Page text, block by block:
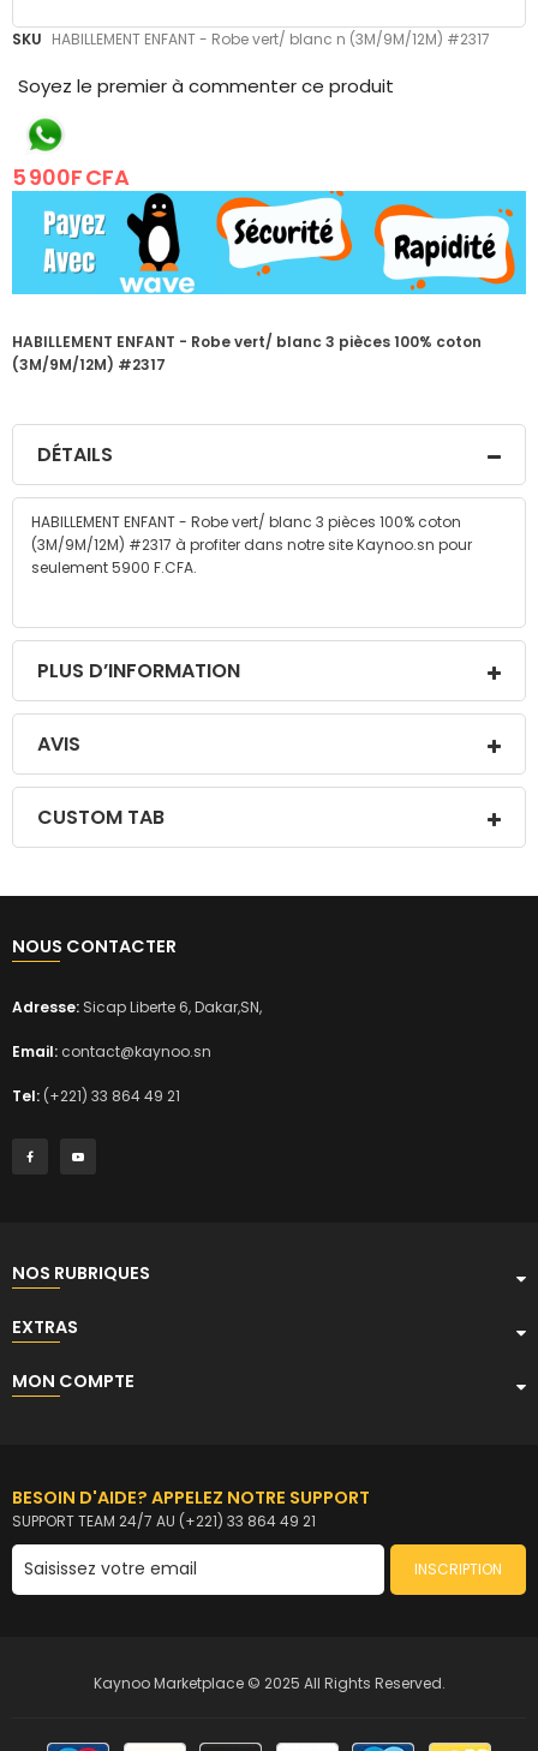
SKU HABILLEMENT ENFANT - Robe vert/ blanc n (3M/9M/12M) #2317
Soyez le premier à commenter ce produit
5 900F CFA
HABILLEMENT ENFANT - Robe vert/ blanc 3 pièces 100% coton
(3M/9M/12M) #2317
Skip
the
the
images
gallery
DÉTAILS
HABILLEMENT ENFANT - Robe vert/ blanc 3 pièces 100% coton
(3M/9M/12M) #2317 à profiter dans notre site Kaynoo.sn pour
seulement 5900 F.CFA.
PLUS D’INFORMATION
AVIS
CUSTOM TAB
NOUS CONTACTER
Adresse: Sicap Liberte 6, Dakar,SN,
Email: contact@kaynoo.sn
Tel: (+221) 33 864 49 21
NOS RUBRIQUES
EXTRAS
MON COMPTE
BESOIN D'AIDE? APPELEZ NOTRE SUPPORT
SUPPORT TEAM 24/7 AU (+221) 33 864 49 21
INSCRIPTION
Kaynoo Marketplace © 2025 All Rights Reserved.